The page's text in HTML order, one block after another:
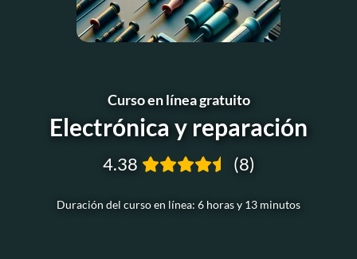
Curso en línea gratuito
Electrónica y reparación
Duración del curso en línea: 6 horas y 13 minutos
4.38 (8)